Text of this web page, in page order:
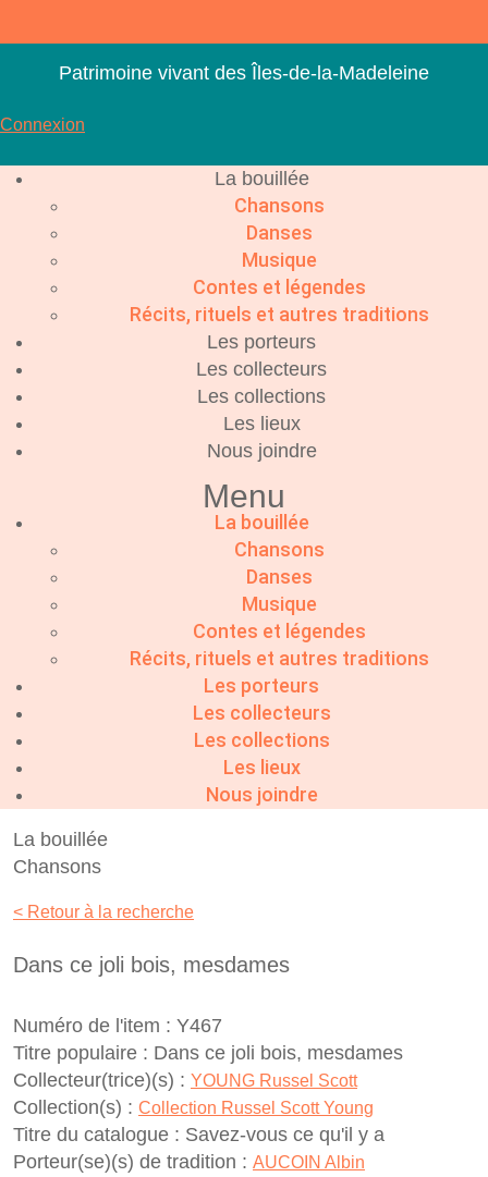
contenu
Patrimoine vivant des Îles-de-la-Madeleine
Connexion
La bouillée
Chansons
Danses
Musique
Contes et légendes
Récits, rituels et autres traditions
Les porteurs
Les collecteurs
Les collections
Les lieux
Nous joindre
Menu
La bouillée
Chansons
Danses
Musique
Contes et légendes
Récits, rituels et autres traditions
Les porteurs
Les collecteurs
Les collections
Les lieux
Nous joindre
La bouillée
Chansons
< Retour à la recherche
Dans ce joli bois, mesdames
Numéro de l'item : Y467
Titre populaire : Dans ce joli bois, mesdames
Collecteur(trice)(s) : YOUNG Russel Scott
Collection(s) : Collection Russel Scott Young
Titre du catalogue : Savez-vous ce qu'il y a
Porteur(se)(s) de tradition : AUCOIN Albin